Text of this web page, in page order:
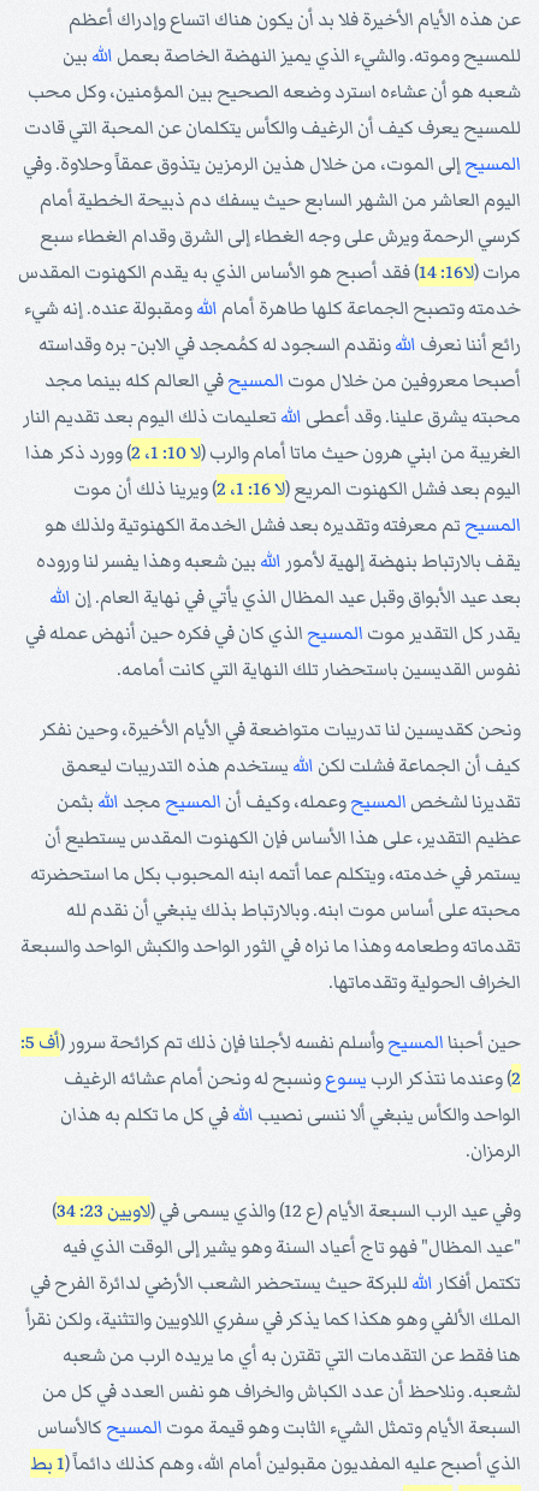
عن هذه الأيام الأخيرة فلا بد أن يكون هناك اتساع وإدراك أعظم
للمسيح وموته. والشيء الذي يميز النهضة الخاصة بعمل الله بين
شعبه هو أن عشاءه استرد وضعه الصحيح بين المؤمنين، وكل محب
للمسيح يعرف كيف أن الرغيف والكأس يتكلمان عن المحبة التي قادت
المسيحإلى الموت، من خلال هذين الرمزين يتذوق عمقاً وحلاوة. وفي
اليوم العاشر من الشهر السابع حيث يسفك دم ذبيحة الخطية أمام
كرسي الرحمة ويرش على وجه الغطاء إلى الشرق وقدام الغطاء سبع
مرات (لا16: 14
) فقد أصبح هو الأساس الذي به يقدم الكهنوت المقدس
خدمته وتصبح الجماعة كلها طاهرة أمام اللهومقبولة عنده. إنه شيء
رائع أننا نعرف اللهونقدم السجود له كمُمجد في الابن- بره وقداسته
أصبحا معروفين من خلال موت المسيحفي العالم كله بينما مجد
محبته يشرق علينا. وقد أعطى الله تعليمات ذلك اليوم بعد تقديم النار
الغريبة من ابني هرون حيث ماتا أمام والرب (لا 10: 1، 2
) وورد ذكر هذا
اليوم بعد فشل الكهنوت المريع (لا 16: 1، 2
) ويرينا ذلك أن موت
المسيح تم معرفته وتقديره بعد فشل الخدمة الكهنوتية ولذلك هو
يقف بالارتباط بنهضة إلهية لأمور الله بين شعبه وهذا يفسر لنا وروده
بعد عيد الأبواق وقبل عيد المظال الذي يأتي في نهاية العام. إن الله
يقدر كل التقدير موت المسيح الذي كان في فكره حين أنهض عمله في
نفوس القديسين باستحضار تلك النهاية التي كانت أمامه.
ونحن كقديسين لنا تدريبات متواضعة في الأيام الأخيرة، وحين نفكر
كيف أن الجماعة فشلت لكن الله يستخدم هذه التدريبات ليعمق
تقديرنا لشخص المسيحوعمله، وكيف أن المسيح مجد الله بثمن
عظيم التقدير، على هذا الأساس فإن الكهنوت المقدس يستطيع أن
يستمر في خدمته، ويتكلم عما أتمه ابنه المحبوب بكل ما استحضرته
محبته على أساس موت ابنه. وبالارتباط بذلك ينبغي أن نقدم لله
تقدماته وطعامه وهذا ما نراه في الثور الواحد والكبش الواحد والسبعة
الخراف الحولية وتقدماتها.
حين أحبناالمسيحوأسلم نفسه لأجلنا فإن ذلك تم كرائحة سرور (
أف 5:
2) وعندما نتذكر الرب يسوعونسبح له ونحن أمام عشائه الرغيف
الواحد والكأس ينبغي ألا ننسى نصيب اللهفي كل ما تكلم به هذان
الرمزان.
وفي عيد الرب السبعة الأيام (ع 12) والذي يسمى في ( لاويين 23: 34
)
"عيد المظال" فهو تاج أعياد السنة وهو يشير إلى الوقت الذي فيه
تكتمل أفكار الله للبركة حيث يستحضر الشعب الأرضي لدائرة الفرح في
الملك الألفي وهو هكذا كما يذكر في سفري اللاويين والتثنية، ولكن نقرأ
هنا فقط عن التقدمات التي تقترن به أي ما يريده الرب من شعبه
لشعبه. ونلاحظ أن عدد الكباش والخراف هو نفس العدد في كل من
السبعة الأيام وتمثل الشيء الثابت وهو قيمة موت المسيح كالأساس
الذي أصبح عليه المفديون مقبولين أمام الله، وهم كذلك دائماً ( 1 بط